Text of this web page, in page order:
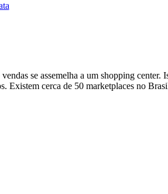
se assemelha a um shopping center.
Existem cerca de 50 marketplaces no